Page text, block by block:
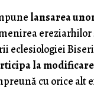
lansarea
ereziarhilor
eclesiologiei
la
cu orice alt